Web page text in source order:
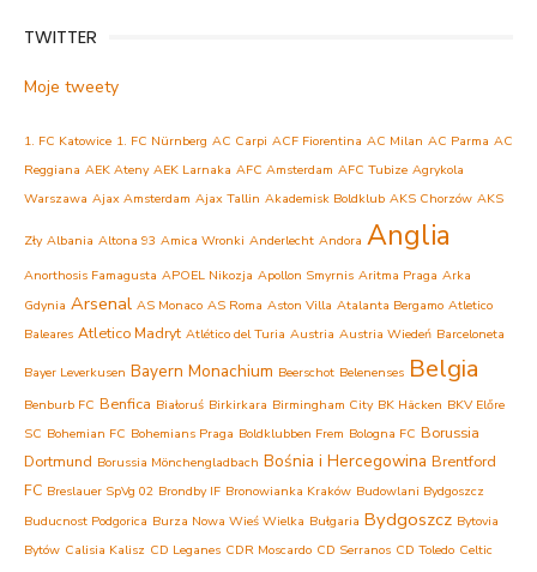
TWITTER
Moje tweety
1. FC Katowice 1. FC Nürnberg AC Carpi ACF Fiorentina AC Milan AC Parma AC
Reggiana AEK Ateny AEK Larnaka AFC Amsterdam AFC Tubize Agrykola
Warszawa Ajax Amsterdam Ajax Tallin Akademisk Boldklub AKS Chorzów AKS
Zły Albania Altona 93 Amica Wronki Anderlecht Andora Anglia
Anorthosis Famagusta APOEL Nikozja Apollon Smyrnis Aritma Praga Arka
Gdynia Arsenal AS Monaco AS Roma Aston Villa Atalanta Bergamo Atletico
Baleares Atletico Madryt Atlético del Turia Austria Austria Wiedeń Barceloneta
Bayer Leverkusen Bayern Monachium Beerschot Belenenses Belgia
Benburb FC Benfica Białoruś Birkirkara Birmingham City BK Häcken BKV Előre
SC Bohemian FC Bohemians Praga Boldklubben Frem Bologna FC Borussia
Dortmund Borussia Mönchengladbach Bośnia i Hercegowina Brentford
FC Breslauer SpVg 02 Brondby IF Bronowianka Kraków Budowlani Bydgoszcz
Buducnost Podgorica Burza Nowa Wieś Wielka Bułgaria Bydgoszcz Bytovia
Bytów Calisia Kalisz CD Leganes CDR Moscardo CD Serranos CD Toledo Celtic